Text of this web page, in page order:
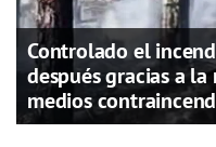
Controlado el
después gracias a
medios